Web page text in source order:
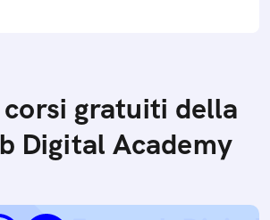
gratuiti della
Digital Academy